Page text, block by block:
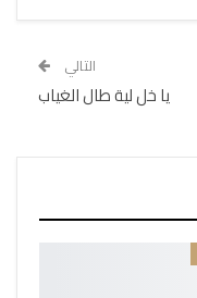
التالي
يا خل لية طال الغياب